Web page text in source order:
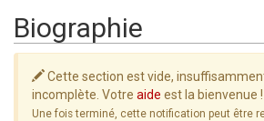
Biographie
Cette section est vide,
incomplète. Votre aide est la bienvenue !
Une fois terminé, cette notification peut être